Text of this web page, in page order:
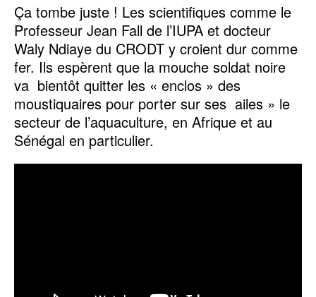
Ça tombe juste ! Les scientifiques comme le
Professeur Jean Fall de l’IUPA et docteur
Waly Ndiaye du CRODT y croient dur comme
fer. Ils espèrent que la mouche soldat noire
va bientôt quitter les « enclos » des
moustiquaires pour porter sur ses ailes » le
secteur de l’aquaculture, en Afrique et au
Sénégal en particulier.